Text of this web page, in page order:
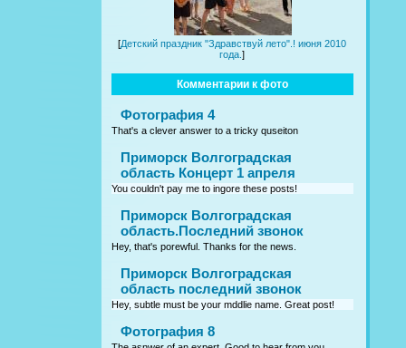
[Детский праздник "Здравствуй лето".! июня 2010
года.]
Комментарии к фото
Фотография 4
That's a clever answer to a tricky quseiton
Приморск Волгоградская
область Концерт 1 апреля
You couldn't pay me to ingore these posts!
Приморск Волгоградская
область.Последний звонок
Hey, that's porewful. Thanks for the news.
Приморск Волгоградская
область последний звонок
Hey, subtle must be your mddlie name. Great post!
Фотография 8